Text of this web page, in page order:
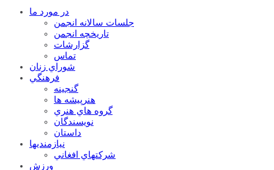
در مورد ما
جلسات سالانه انجمن
تاریخچه انجمن
گزارشات
تماس
شوراي زنان
فرهنگي
گنجينه
هنرپيشه ها
گروه هاي هنري
نويسندگان
داستان
نيازمنديها
شرکتهاي افغاني
ورزش